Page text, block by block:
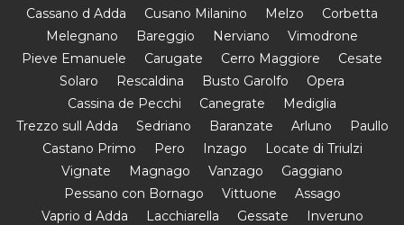
Cassano d Adda
Cusano Milanino Melzo
Corbetta
Melegnano
Bareggio Nerviano
Vimodrone
Pieve Emanuele
Carugate Cerro Maggiore
Cesate
Solaro
Rescaldina Busto Garolfo
Opera
Cassina de Pecchi
Canegrate
Mediglia
Trezzo sull Adda
Sedriano Baranzate Arluno
Paullo
Castano Primo
Pero Inzago
Locate di Triulzi
Vignate
Magnago Vanzago
Gaggiano
Pessano con Bornago
Vittuone
Assago
Vaprio d Adda
Lacchiarella Gessate
Inveruno